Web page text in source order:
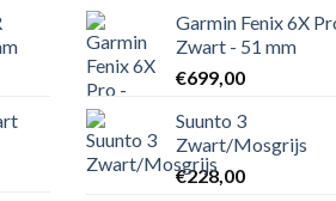
Garmin Fenix 6X
Zwart - 51 mm
€699,00
Suunto 3
Zwart/Mosgrijs
€228,00